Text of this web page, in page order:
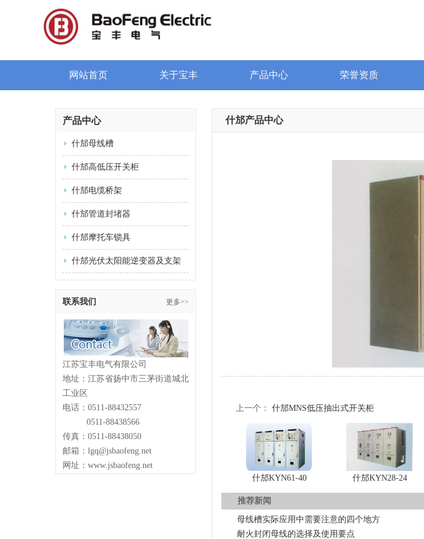
网站首页 关于宝丰 产品中心 荣誉资质
产品中心
什邡母线槽
什邡高低压开关柜
什邡电缆桥架
什邡管道封堵器
什邡摩托车锁具
什邡光伏太阳能逆变器及支架
联系我们 更多>>
江苏宝丰电气有限公司
地址：江苏省扬中市三茅街道城北
工业区
电话：0511-88432557
0511-88438566
传真：0511-88438050
邮箱：lgq@jsbaofeng.net
网址：www.jsbaofeng.net
什邡产品中心
上一个： 什邡MNS低压抽出式开关柜
什邡KYN61-40 什邡KYN28-24
推荐新闻
母线槽实际应用中需要注意的四个地方
耐火封闭母线的选择及使用要点